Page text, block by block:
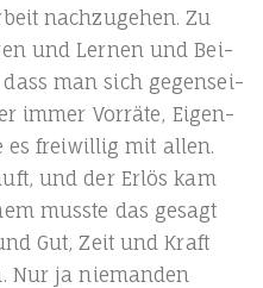
nach­zu­ge­hen. Zu
und Ler­nen und Bei­
dass man sich gegen­sei­
immer Vor­rä­te, Eigen­
es frei­wil­lig mit allen.
und der Erlös kam
muss­te das gesagt
Gut, Zeit und Kraft
Nur ja nie­man­den